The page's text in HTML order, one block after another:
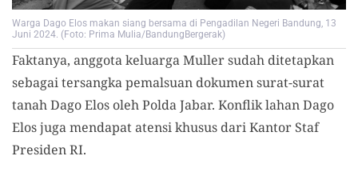
Warga Dago Elos makan siang bersama di Pengadilan Negeri Bandung, 13
Juni 2024. (Foto: Prima Mulia/BandungBergerak)
Faktanya, anggota keluarga Muller sudah ditetapkan
sebagai tersangka pemalsuan dokumen surat-surat
tanah Dago Elos oleh Polda Jabar. Konflik lahan Dago
Elos juga mendapat atensi khusus dari Kantor Staf
Presiden RI.